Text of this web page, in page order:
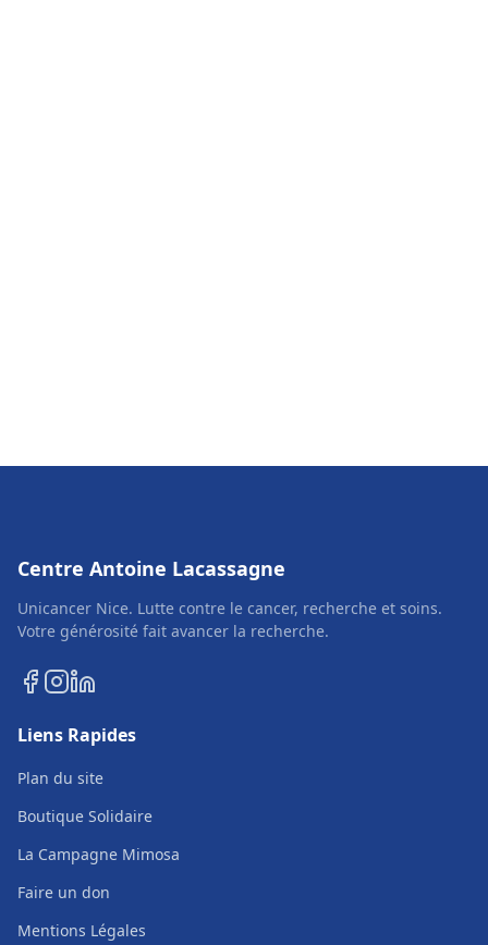
Centre Antoine Lacassagne
Unicancer Nice. Lutte contre le cancer, recherche et soins.
Votre générosité fait avancer la recherche.
Liens Rapides
Plan du site
Boutique Solidaire
La Campagne Mimosa
Faire un don
Mentions Légales